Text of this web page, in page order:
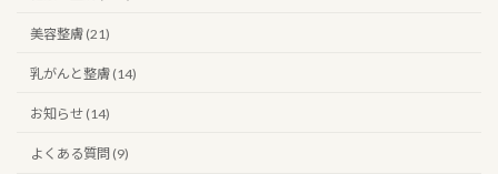
美容整膚 (21)
乳がんと整膚 (14)
お知らせ (14)
よくある質問 (9)